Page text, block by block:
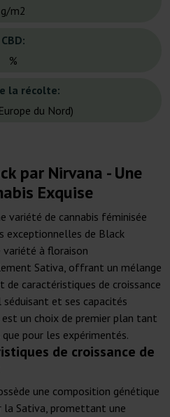
g/m2
CBD:
%
la récolte:
du Nord)
par Nirvana - Une
Exquise
variété de cannabis féminisée
exceptionnelles de Black
variété à floraison
Sativa, offrant un mélange
caractéristiques de croissance
séduisant et ses capacités
est un choix de premier plan tant
pour les expérimentés.
de croissance de
une composition génétique
la Sativa, promettant une